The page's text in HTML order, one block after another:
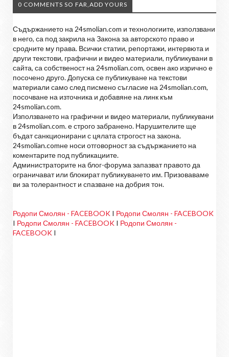
0 COMMENTS SO FAR,ADD YOURS
Съдържанието на 24smolian.com и технологиите, използвани
в него, са под закрила на Закона за авторското право и
сродните му права. Всички статии, репортажи, интервюта и
други текстови, графични и видео материали, публикувани в
сайта, са собственост на 24smolian.com, освен ако изрично е
посочено друго. Допуска се публикуване на текстови
материали само след писмено съгласие на 24smolian.com,
посочване на източника и добавяне на линк към
24smolian.com.
Използването на графични и видео материали, публикувани
в 24smolian.com. е строго забранено. Нарушителите ще
бъдат санкционирани с цялата строгост на закона.
24smolian.comне носи отговорност за съдържанието на
коментарите под публикациите.
Администраторите на блог-форума запазват правото да
ограничават или блокират публикуването им. Призоваваме
ви за толерантност и спазване на добрия тон.
Родопи Смолян - FACEBOOK I Родопи Смолян - FACEBOOK
I Родопи Смолян - FACEBOOK I Родопи Смолян -
FACEBOOK I